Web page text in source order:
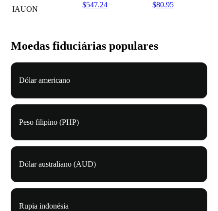
IAUON
$547.24 $80.95
Moedas fiduciárias populares
Dólar americano
Peso filipino (PHP)
Dólar australiano (AUD)
Rupia indonésia